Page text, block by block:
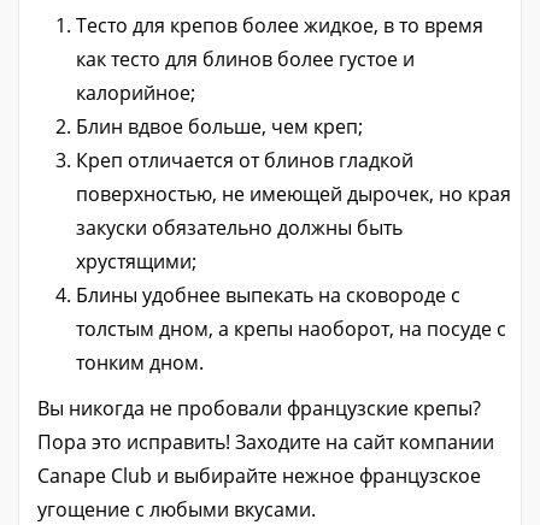
Тесто для крепов более жидкое, в то время
как тесто для блинов более густое и
калорийное;
Блин вдвое больше, чем креп;
Креп отличается от блинов гладкой
поверхностью, не имеющей дырочек, но края
закуски обязательно должны быть
хрустящими;
Блины удобнее выпекать на сковороде с
толстым дном, а крепы наоборот, на посуде с
тонким дном.
Вы никогда не пробовали французские крепы?
Пора это исправить! Заходите на сайт компании
Canape Club и выбирайте нежное французское
угощение с любыми вкусами.